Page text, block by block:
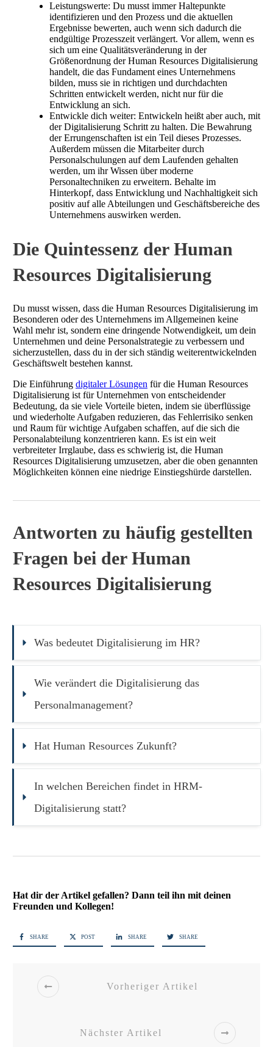
Leistungswerte: Du musst immer Haltepunkte
identifizieren und den Prozess und die aktuellen
Ergebnisse bewerten, auch wenn sich dadurch die
endgültige Prozesszeit verlängert. Vor allem, wenn es
sich um eine Qualitätsveränderung in der
Größenordnung der Human Resources Digitalisierung
handelt, die das Fundament eines Unternehmens
bilden, muss sie in richtigen und durchdachten
Schritten entwickelt werden, nicht nur für die
Entwicklung an sich.
Entwickle dich weiter: Entwickeln heißt aber auch, mit
der Digitalisierung Schritt zu halten. Die Bewahrung
der Errungenschaften ist ein Teil dieses Prozesses.
Außerdem müssen die Mitarbeiter durch
Personalschulungen auf dem Laufenden gehalten
werden, um ihr Wissen über moderne
Personaltechniken zu erweitern. Behalte im
Hinterkopf, dass Entwicklung und Nachhaltigkeit sich
positiv auf alle Abteilungen und Geschäftsbereiche des
Unternehmens auswirken werden.
Die Quintessenz der Human
Resources Digitalisierung
Du musst wissen, dass die Human Resources Digitalisierung im
Besonderen oder des Unternehmens im Allgemeinen keine
Wahl mehr ist, sondern eine dringende Notwendigkeit, um dein
Unternehmen und deine Personalstrategie zu verbessern und
sicherzustellen, dass du in der sich ständig weiterentwickelnden
Geschäftswelt bestehen kannst.
Die Einführung digitaler Lösungen für die Human Resources
Digitalisierung ist für Unternehmen von entscheidender
Bedeutung, da sie viele Vorteile bieten, indem sie überflüssige
und wiederholte Aufgaben reduzieren, das Fehlerrisiko senken
und Raum für wichtige Aufgaben schaffen, auf die sich die
Personalabteilung konzentrieren kann. Es ist ein weit
verbreiteter Irrglaube, dass es schwierig ist, die Human
Resources Digitalisierung umzusetzen, aber die oben genannten
Möglichkeiten können eine niedrige Einstiegshürde darstellen.
Antworten zu häufig gestellten
Fragen bei der Human
Resources Digitalisierung
Was bedeutet Digitalisierung im HR?
Wie verändert die Digitalisierung das
Personalmanagement?
Hat Human Resources Zukunft?
In welchen Bereichen findet in HRM-
Digitalisierung statt?
Hat dir der Artikel gefallen? Dann teil ihn mit deinen
Freunden und Kollegen!
SHARE POST SHARE SHARE
Vorheriger Artikel
Nächster Artikel